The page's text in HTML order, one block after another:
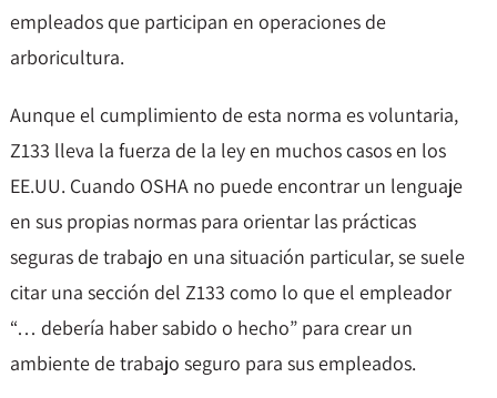
empleados que participan en operaciones de
arboricultura.
Aunque el cumplimiento de esta norma es voluntaria,
Z133 lleva la fuerza de la ley en muchos casos en los
EE.UU. Cuando OSHA no puede encontrar un lenguaje
en sus propias normas para orientar las prácticas
seguras de trabajo en una situación particular, se suele
citar una sección del Z133 como lo que el empleador
“… debería haber sabido o hecho” para crear un
ambiente de trabajo seguro para sus empleados.